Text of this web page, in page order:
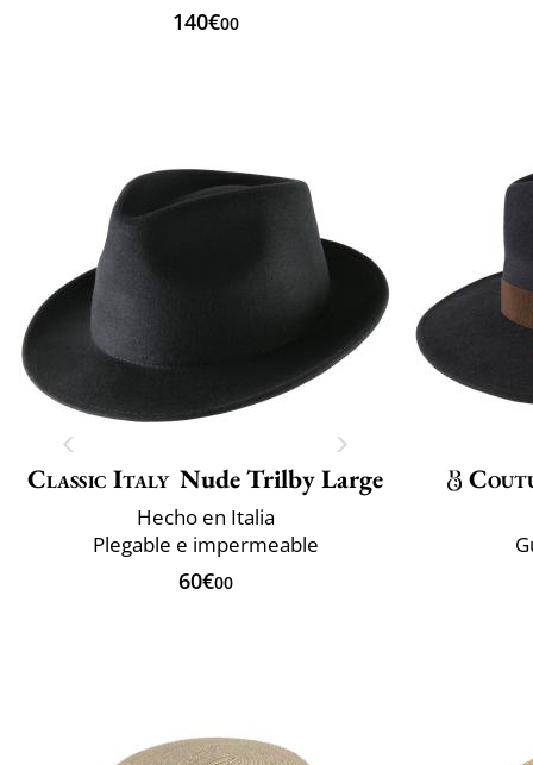
140€00
Classic Italy Nude Trilby Large
Hecho en Italia
Plegable e impermeable
60€00